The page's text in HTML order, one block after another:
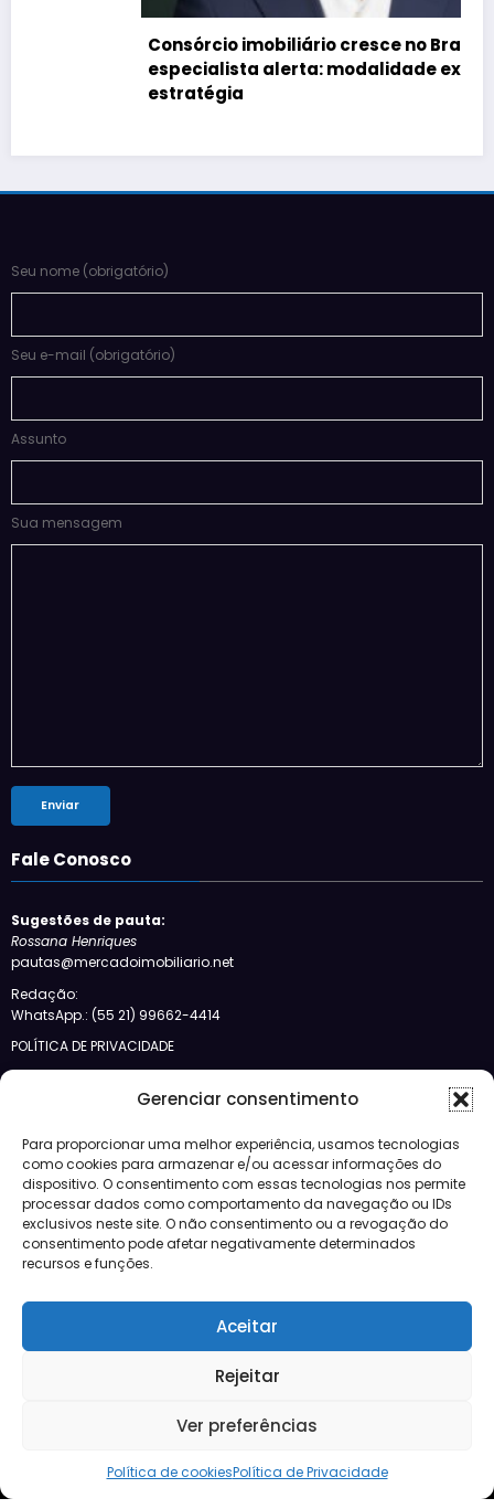
Gerenciar consentimento
Para proporcionar uma melhor experiência, usamos tecnologias
como cookies para armazenar e/ou acessar informações do
dispositivo. O consentimento com essas tecnologias nos permite
processar dados como comportamento da navegação ou IDs
exclusivos neste site. O não consentimento ou a revogação do
consentimento pode afetar negativamente determinados
recursos e funções.
Aceitar
Rejeitar
Ver preferências
Política de cookiesPolítica de Privacidade
Consórcio imobiliário cresce no Brasil, mas
especialista alerta: modalidade exige
Seu nome (obrigatório)
Seu e-mail (obrigatório)
Assunto
Sua mensagem
Fale Conosco
Sugestões de pauta:
Rossana Henriques
pautas@mercadoimobiliario.net
Redação:
WhatsApp.: (55 21) 99662-4414
POLÍTICA DE PRIVACIDADE
Siga-nos no Bloglovin
Crédito
Design
JBFM
Lançamentos
Mercado
Negócios
Vídeos
Design